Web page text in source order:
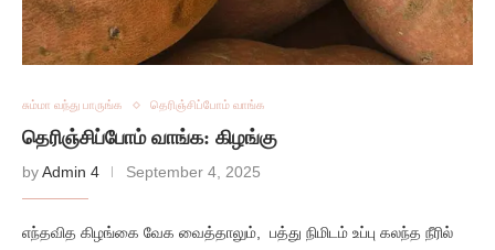
சும்மா வந்து பாருங்க தெரிஞ்சிப்போம் வாங்க
தெரிஞ்சிப்போம் வாங்க: கிழங்கு
byAdmin 4 September 4, 2025
எந்தவித கிழங்கை வேக வைத்தாலும், பத்து நிமிடம் உப்பு கலந்த நீரில்